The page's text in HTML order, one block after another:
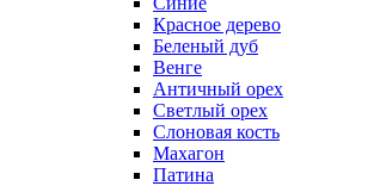
Красное дерево
Беленый дуб
Венге
Античный орех
Светлый орех
Слоновая кость
Махагон
Патина